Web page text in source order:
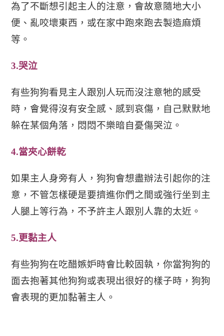
為了不斷想引起主人的注意，會故意隨地大小
便、亂咬壞東西，或在家中跑來跑去製造麻煩
等。
3.哭泣
有些狗狗看見主人跟別人玩而沒注意牠的感受
時，會覺得沒有安全感、感到哀傷，自己默默地
躲在某個角落，悶悶不樂暗自憂傷哭泣。
4.當夾心餅乾
如果主人身旁有人，狗狗會想盡辦法引起你的注
意，不管怎樣硬是要擠進你們之間或強行坐到主
人腿上等行為，不予許主人跟別人靠的太近。
5.更黏主人
有些狗狗在吃醋嫉妒時會比較固執，你當狗狗的
面去抱著其他狗狗或表現出很好的樣子時，狗狗
會表現的更加黏著主人。